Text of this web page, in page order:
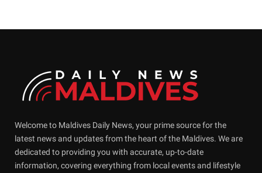
Welcome to Maldives Daily News, your prime source for the
latest news and updates from the heart of the Maldives. We are
dedicated to providing you with accurate, up-to-date
information, covering everything from local events and lifestyle